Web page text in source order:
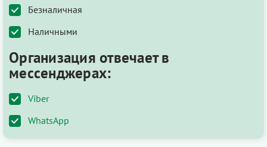
Безналичная
Наличными
Организация отвечает в
мессенджерах:
Viber
WhatsApp